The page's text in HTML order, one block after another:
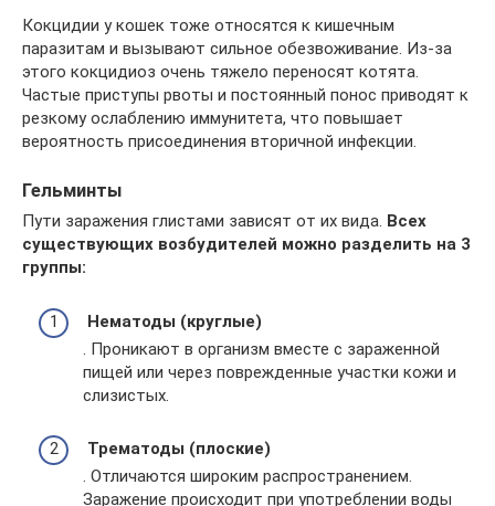
Кокцидии у кошек тоже относятся к кишечным
паразитам и вызывают сильное обезвоживание. Из-за
этого кокцидиоз очень тяжело переносят котята.
Частые приступы рвоты и постоянный понос приводят к
резкому ослаблению иммунитета, что повышает
вероятность присоединения вторичной инфекции.
Гельминты
Пути заражения глистами зависят от их вида. Всех
существующих возбудителей можно разделить на 3
группы:
Нематоды (круглые)
. Проникают в организм вместе с зараженной
пищей или через поврежденные участки кожи и
слизистых.
Трематоды (плоские)
. Отличаются широким распространением.
Заражение происходит при употреблении воды